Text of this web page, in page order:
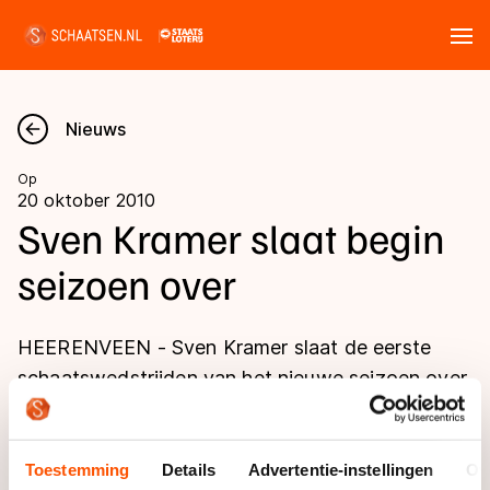
Toestemming Details Advertentie-instellingen
Nieuws
Kalender
Disciplines
Langebaan
Shorttrack
Uitslagen
Langebaan
Shorttrack
Marathon
Tijden & historie
Ranglijsten Langebaan
Nieuws
Op
20 oktober 2010
Sven Kramer slaat begin
seizoen over
HEERENVEEN - Sven Kramer slaat de eerste
schaatswedstrijden van het nieuwe seizoen over.
Dat maakte TVM, de werkgever van de
olympisch kampioen op de 5 kilometer,
woensdag bekend.